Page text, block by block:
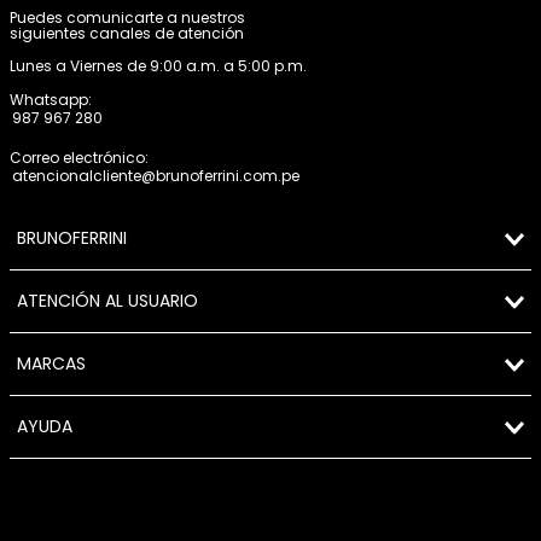
Puedes comunicarte a nuestros
siguientes canales de atención
Lunes a Viernes de 9:00 a.m. a 5:00 p.m.
Whatsapp:
987 967 280
Correo electrónico:
atencionalcliente@brunoferrini.com.pe
BRUNOFERRINI
ATENCIÓN AL USUARIO
MARCAS
AYUDA